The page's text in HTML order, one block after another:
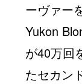
ーヴァー
Yukon
が40万回
たセカン